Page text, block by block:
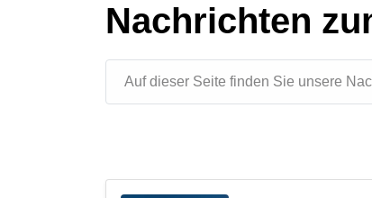
Nachrichten
Auf dieser Seite finden Sie unsere